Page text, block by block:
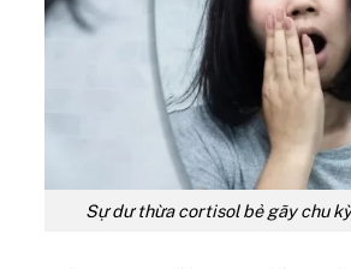
Sự dư thừa cortisol bẻ gãy chu